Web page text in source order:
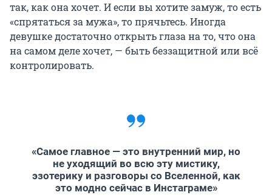
так, как она хочет. И если вы хотите замуж, то есть
«спрятаться за мужа», то прячьтесь. Иногда
девушке достаточно открыть глаза на то, что она
на самом деле хочет, — быть беззащитной или всё
контролировать.
«Самое главное — это внутренний мир, но
не уходящий во всю эту мистику,
эзотерику и разговоры со Вселенной, как
это модно сейчас в Инстаграме»